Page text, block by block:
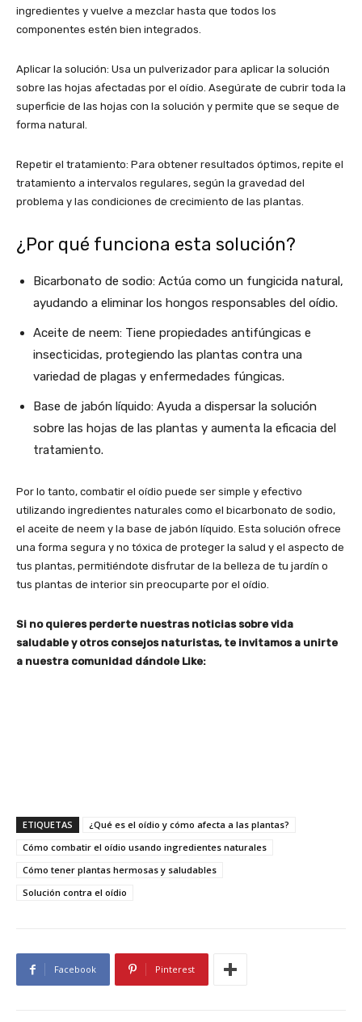
ingredientes y vuelve a mezclar hasta que todos los
componentes estén bien integrados.
Aplicar la solución: Usa un pulverizador para aplicar la solución
sobre las hojas afectadas por el oídio. Asegúrate de cubrir toda la
superficie de las hojas con la solución y permite que se seque de
forma natural.
Repetir el tratamiento: Para obtener resultados óptimos, repite el
tratamiento a intervalos regulares, según la gravedad del
problema y las condiciones de crecimiento de las plantas.
¿Por qué funciona esta solución?
Bicarbonato de sodio: Actúa como un fungicida natural,
ayudando a eliminar los hongos responsables del oídio.
Aceite de neem: Tiene propiedades antifúngicas e
insecticidas, protegiendo las plantas contra una
variedad de plagas y enfermedades fúngicas.
Base de jabón líquido: Ayuda a dispersar la solución
sobre las hojas de las plantas y aumenta la eficacia del
tratamiento.
Por lo tanto, combatir el oídio puede ser simple y efectivo
utilizando ingredientes naturales como el bicarbonato de sodio,
el aceite de neem y la base de jabón líquido. Esta solución ofrece
una forma segura y no tóxica de proteger la salud y el aspecto de
tus plantas, permitiéndote disfrutar de la belleza de tu jardín o
tus plantas de interior sin preocuparte por el oídio.
Si no quieres perderte nuestras noticias sobre vida
saludable y otros consejos naturistas, te invitamos a unirte
a nuestra comunidad dándole Like:
ETIQUETAS
¿Qué es el oídio y cómo afecta a las plantas?
Cómo combatir el oídio usando ingredientes naturales
Cómo tener plantas hermosas y saludables
Solución contra el oídio
Facebook Pinterest